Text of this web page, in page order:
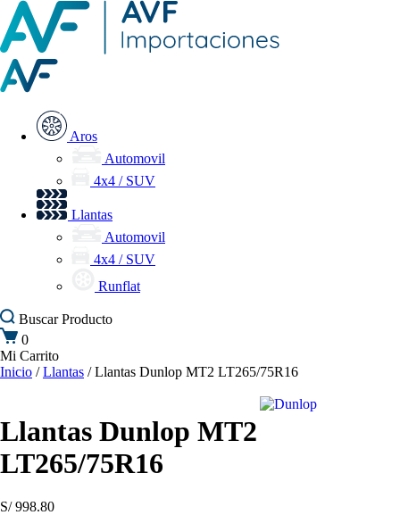
Aros
Automovil
4x4 / SUV
Llantas
Automovil
4x4 / SUV
Runflat
BuscarProducto
0
Mi Carrito
Inicio /Llantas / Llantas Dunlop MT2 LT265/75R16
Llantas Dunlop MT2
LT265/75R16
S/998.80